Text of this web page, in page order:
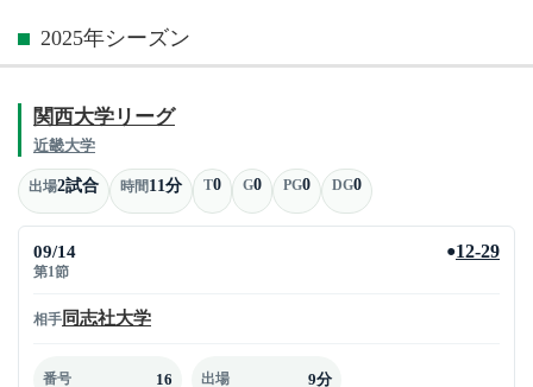
2025年シーズン
関西大学リーグ
近畿大学
出場2試合 時間11分 T0 G0 PG0 DG0
09/14
第1節
●12-29
相手 同志社大学
番号 16 出場 9分